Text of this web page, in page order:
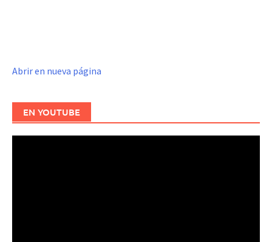
Abrir en nueva página
EN YOUTUBE